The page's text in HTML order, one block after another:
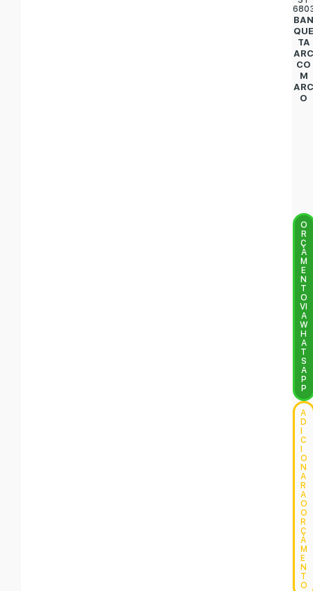
TA
CO
M
O
O
R
Ç
A
M
E
N
T
O
VI
A
W
H
A
T
S
A
P
P
A
D
C
O
N
A
R
A
O
O
R
Ç
A
M
E
N
T
O